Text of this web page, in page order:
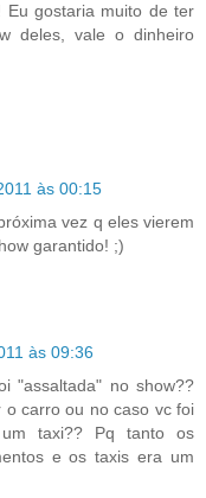
Eu gostaria muito de ter
deles, vale o dinheiro
às 00:15
vez q eles vierem
garantido! ;)
às 09:36
"assaltada" no show??
carro ou no caso vc foi
taxi?? Pq tanto os
e os taxis era um